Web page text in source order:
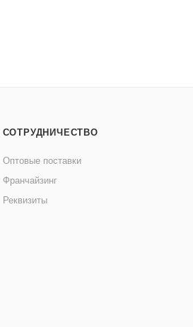
СОТРУДНИЧЕСТВО
Оптовые поставки
Франчайзинг
Реквизиты